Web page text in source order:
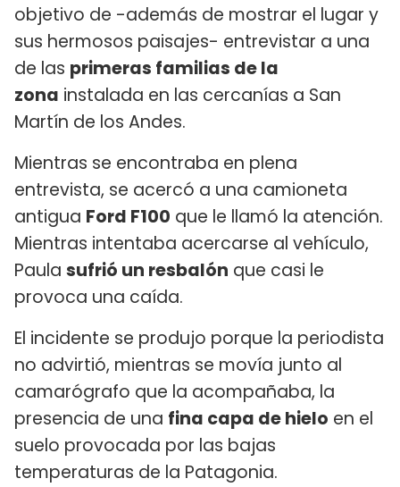
objetivo de -además de mostrar el lugar y
sus hermosos paisajes- entrevistar a una
de las primeras familias de la
zona instalada en las cercanías a San
Martín de los Andes.
Mientras se encontraba en plena
entrevista, se acercó a una camioneta
antigua Ford F100 que le llamó la atención.
Mientras intentaba acercarse al vehículo,
Paula sufrió un resbalón que casi le
provoca una caída.
El incidente se produjo porque la periodista
no advirtió, mientras se movía junto al
camarógrafo que la acompañaba, la
presencia de una fina capa de hielo en el
suelo provocada por las bajas
temperaturas de la Patagonia.